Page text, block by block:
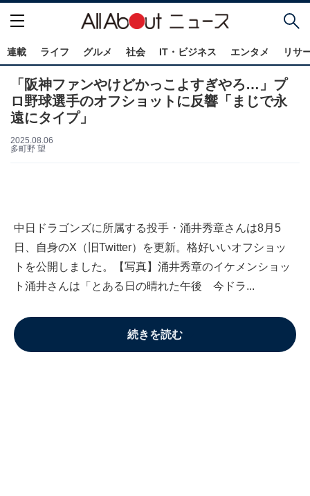
連載 ライフ グルメ 社会 IT・ビジネス エンタメ リサ
「阪神ファンやけどかっこよすぎやろ…」プ
ロ野球選手のオフショットに反響「まじで永
遠にタイプ」
2025.08.06
多町野 望
中日ドラゴンズに所属する投手・涌井秀章さんは8月5
日、自身のX（旧Twitter）を更新。格好いいオフショッ
トを公開しました。【写真】涌井秀章のイケメンショッ
ト涌井さんは「とある日の晴れた午後 今ドラ...
続きを読む